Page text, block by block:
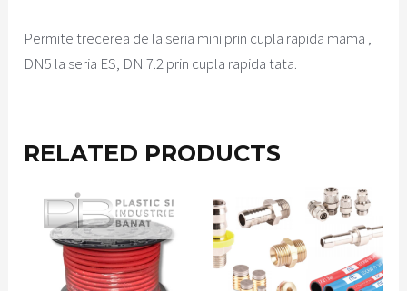
Permite trecerea de la seria mini prin cupla rapida mama ,
DN5 la seria ES, DN 7.2 prin cupla rapida tata.
RELATED PRODUCTS